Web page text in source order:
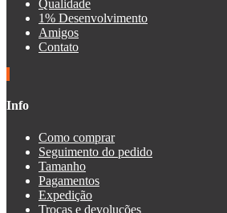
Qualidade
1% Desenvolvimento
Amigos
Contato
Info
Como comprar
Seguimento do pedido
Tamanho
Pagamentos
Expedição
Trocas e devoluções